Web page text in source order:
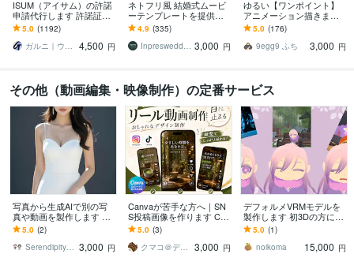
ISUM（アイサム）の許諾
申請代行します 許諾証発
送。複数曲の申請も承り
ます！JASRAC申請も可
能
5.0 (1192)
ガルニ｜ウェディングムービー＆ギフト
4,500 円
ネトフリ風 結婚式ムービ
ーテンプレートを提供し
ます 披露宴を盛り上げ
る！パワポで自作可能な
プロフィールムービー！
4.9 (335)
Inpreswedding 3,000 円
ゆるい【ワンポイント】
アニメーション描きます
「20種類から選べる！」
配信画面・ブログなどの
飾りに！
5.0 (176)
9egg9 ふち
3,000 円
その他（動画編集・映像制作）の定番サービス
写真から生成AIで別の写
真や動画を製作します 複
数枚OK！望む結果になら
なければお代は頂きませ
ん。
5.0 (2)
Serendipity_よしよし 3,000 円
Canvaが苦手な方へ｜SN
S投稿画像を作ります Can
vaが苦手な方のSNS投稿
をサポート致します！
5.0 (3)
クマコ＠デザイン
3,000 円
デフォルメVRMモデルを
製作します 初3Dの方に親
身に！素体使用すること
でお手軽製作します。
5.0 (1)
noikoma
15,000 円